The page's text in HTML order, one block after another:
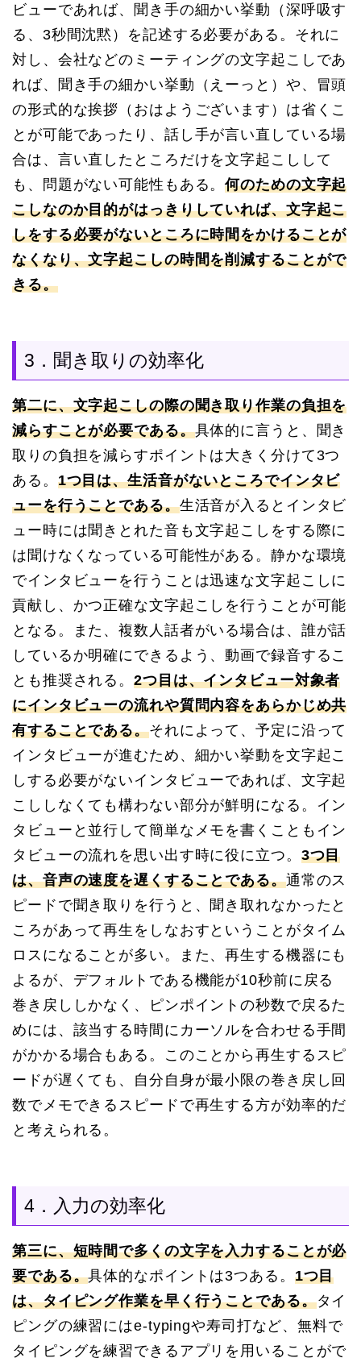
ビューであれば、聞き手の細かい挙動（深呼吸す
る、3秒間沈黙）を記述する必要がある。それに
対し、会社などのミーティングの文字起こしであ
れば、聞き手の細かい挙動（えーっと）や、冒頭
の形式的な挨拶（おはようございます）は省くこ
とが可能であったり、話し手が言い直している場
合は、言い直したところだけを文字起こしして
も、問題がない可能性もある。何のための文字起
こしなのか目的がはっきりしていれば、文字起こ
しをする必要がないところに時間をかけることが
なくなり、文字起こしの時間を削減することがで
きる。
3．聞き取りの効率化
第二に、文字起こしの際の聞き取り作業の負担を
減らすことが必要である。具体的に言うと、聞き
取りの負担を減らすポイントは大きく分けて3つ
ある。 1つ目は、生活音がないところでインタビ
ューを行うことである。生活音が入るとインタビ
ュー時には聞きとれた音も文字起こしをする際に
は聞けなくなっている可能性がある。静かな環境
でインタビューを行うことは迅速な文字起こしに
貢献し、かつ正確な文字起こしを行うことが可能
となる。また、複数人話者がいる場合は、誰が話
しているか明確にできるよう、動画で録音するこ
とも推奨される。2つ目は、インタビュー対象者
にインタビューの流れや質問内容をあらかじめ共
有することである。それによって、予定に沿って
インタビューが進むため、細かい挙動を文字起こ
しする必要がないインタビューであれば、文字起
こししなくても構わない部分が鮮明になる。イン
タビューと並行して簡単なメモを書くこともイン
タビューの流れを思い出す時に役に立つ。 3つ目
は、音声の速度を遅くすることである。通常のス
ピードで聞き取りを行うと、聞き取れなかったと
ころがあって再生をしなおすということがタイム
ロスになることが多い。また、再生する機器にも
よるが、デフォルトである機能が10秒前に戻る
巻き戻ししかなく、ピンポイントの秒数で戻るた
めには、該当する時間にカーソルを合わせる手間
がかかる場合もある。このことから再生するスピ
ードが遅くても、自分自身が最小限の巻き戻し回
数でメモできるスピードで再生する方が効率的だ
と考えられる。
4．入力の効率化
第三に、短時間で多くの文字を入力することが必
要である。具体的なポイントは3つある。 1つ目
は、タイピング作業を早く行うことである。タイ
ピングの練習にはe-typingや寿司打など、無料で
タイピングを練習できるアプリを用いることがで